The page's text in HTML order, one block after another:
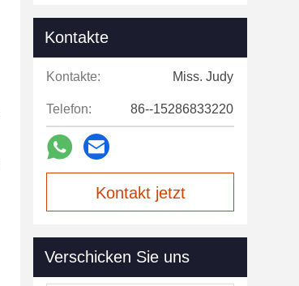
Kontakte
Kontakte: Miss. Judy
Telefon: 86--15286833220
Kontakt jetzt
Verschicken Sie uns